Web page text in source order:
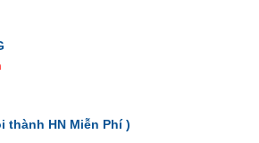
thành HN Miễn Phí)